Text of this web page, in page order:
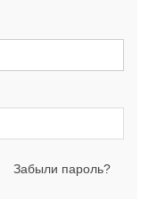
Забыли пароль?